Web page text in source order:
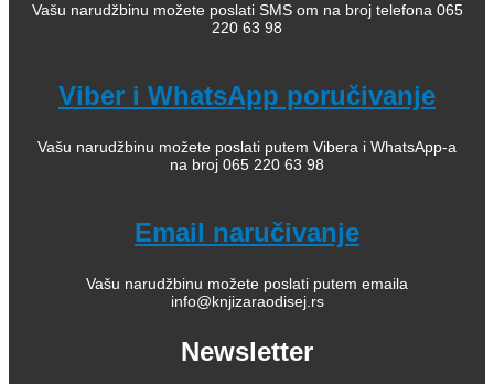
Vašu narudžbinu možete poslati SMS om na broj telefona 065
220 63 98
Viber i WhatsApp poručivanje
Vašu narudžbinu možete poslati putem Vibera i WhatsApp-a
na broj 065 220 63 98
Email naručivanje
Vašu narudžbinu možete poslati putem emaila
info@knjizaraodisej.rs
Newsletter